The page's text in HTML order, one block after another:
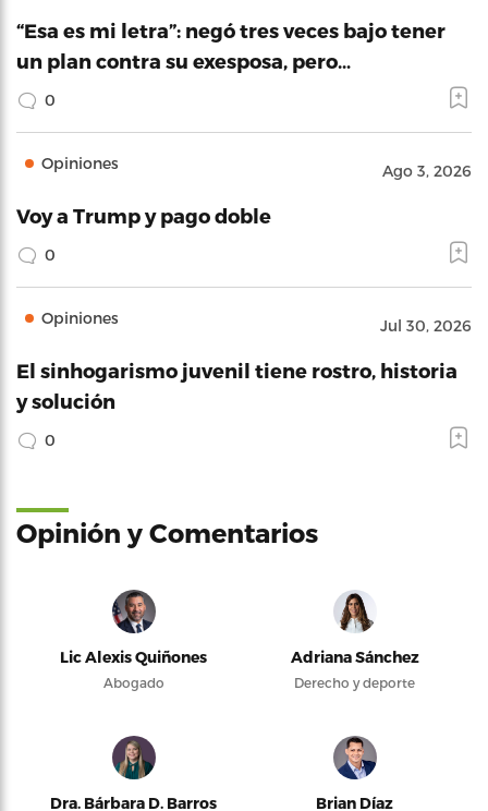
“Esa es mi letra”: negó tres veces bajo tener
un plan contra su exesposa, pero…
0
Opiniones Ago 3, 2026
Voy a Trump y pago doble
0
Opiniones Jul 30, 2026
El sinhogarismo juvenil tiene rostro, historia
y solución
0
Opinión y Comentarios
Lic Alexis Quiñones
Abogado
Adriana Sánchez
Derecho y deporte
Dra. Bárbara D. Barros Brian Díaz